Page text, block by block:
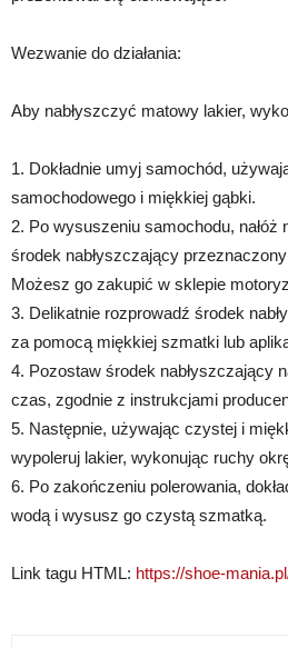
Wezwanie do działania:
Aby nabłyszczyć matowy lakier,
1. Dokładnie umyj samochód,
samochodowego i miękkiej gąbki.
2. Po wysuszeniu samochodu,
środek nabłyszczający
Możesz go zakupić w sklepie
3. Delikatnie rozprowadź środek
za pomocą miękkiej szmatki lub
4. Pozostaw środek nabłyszczający
czas, zgodnie z instrukcjami
5. Następnie, używając czystej i
wypoleruj lakier, wykonując ruchy
6. Po zakończeniu polerowania,
wodą i wysusz go czystą szmatką.
Link tagu HTML: https://shoe-